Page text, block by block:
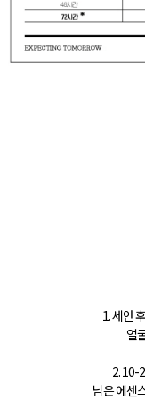
1. 세안
얼
2. 10-
남은 에센